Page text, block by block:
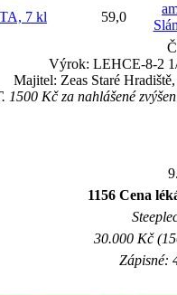
7 kl 59,0
Výrok: LEHCE-8-2
Majitel: Zeas Staré
1500 Kč za nahlášené
1156 Cena
30.000 Kč
Zápisné: